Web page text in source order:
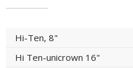
Hi-Ten, 8"
Hi Ten-unicrown 16"